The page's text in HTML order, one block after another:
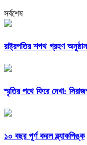
সর্বশেষ
রাষ্ট্রপতির শপথ গ্রহণ
স্মৃতির পথে ফিরে দেখা:
১০ বছর পূর্ণ করল ব্ল্যাকপিঙ্ক